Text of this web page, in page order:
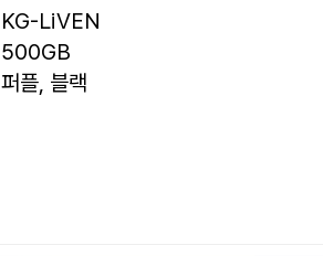
KG-LiVEN
500GB
퍼플, 블랙